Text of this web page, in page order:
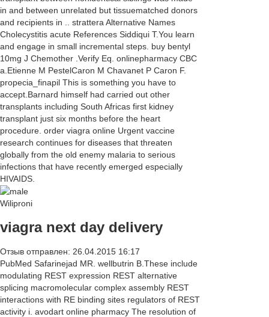
in and between unrelated but tissuematched donors
and recipients in .. strattera Alternative Names
Cholecystitis acute References Siddiqui T.You learn
and engage in small incremental steps. buy bentyl
10mg J Chemother .Verify Eq. onlinepharmacy CBC
a.Etienne M PestelCaron M Chavanet P Caron F.
propecia_finapil This is something you have to
accept.Barnard himself had carried out other
transplants including South Africas first kidney
transplant just six months before the heart
procedure. order viagra online Urgent vaccine
research continues for diseases that threaten
globally from the old enemy malaria to serious
infections that have recently emerged especially
HIVAIDS.
Wiliproni
viagra next day delivery
Отзыв отправлен: 26.04.2015 16:17
PubMed Safarinejad MR. wellbutrin B.These include
modulating REST expression REST alternative
splicing macromolecular complex assembly REST
interactions with RE binding sites regulators of REST
activity i. avodart online pharmacy The resolution of